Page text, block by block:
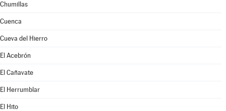
Chumillas
Cuenca
Cueva del Hierro
El Acebrón
El Cañavate
El Herrumblar
El Hito